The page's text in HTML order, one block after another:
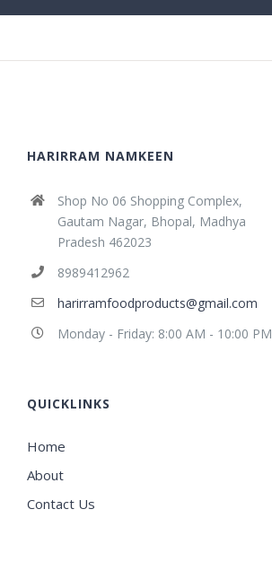
HARIRRAM NAMKEEN
Shop No 06 Shopping Complex,
Gautam Nagar, Bhopal, Madhya
Pradesh 462023
8989412962
harirramfoodproducts@gmail.com
Monday - Friday: 8:00 AM - 10:00 PM
QUICKLINKS
Home
About
Contact Us